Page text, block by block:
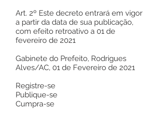
Art. 2º Este decreto entrará em vigor
a partir da data de sua publicação,
com efeito retroativo a 01 de
fevereiro de 2021
Gabinete do Prefeito, Rodrigues
Alves/AC, 01 de Fevereiro de 2021
Registre-se
Publique-se
Cumpra-se